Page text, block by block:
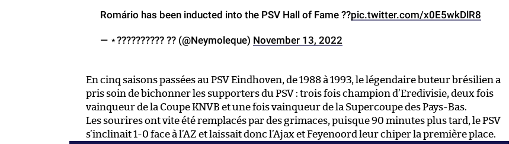
Romário has been inducted into the PSV Hall of Fame ??pic.twitter.com/x0E5wkDlR8
— ⋆?????????? ?? (@Neymoleque) November 13, 2022
En cinq saisons passées au PSV Eindhoven, de 1988 à 1993, le légendaire buteur brésilien a
pris soin de bichonner les supporters du PSV : trois fois champion d’Eredivisie, deux fois
vainqueur de la Coupe KNVB et une fois vainqueur de la Supercoupe des Pays-Bas.
Les sourires ont vite été remplacés par des grimaces, puisque 90 minutes plus tard, le PSV
s’inclinait 1-0 face à l’AZ et laissait donc l’Ajax et Feyenoord leur chiper la première place.